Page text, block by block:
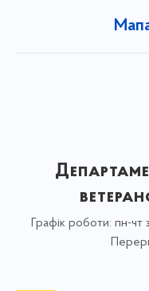
Графік роботи: пн-